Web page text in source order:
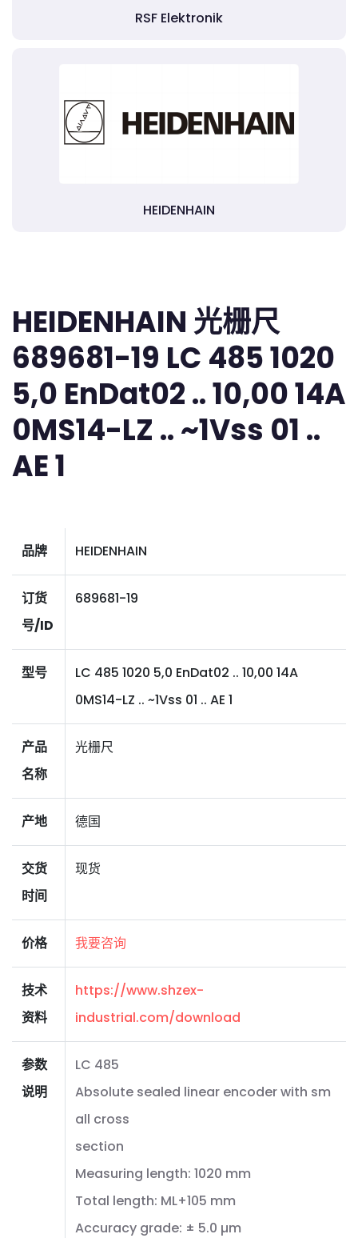
RSF Elektronik
HEIDENHAIN
HEIDENHAIN 光栅尺
689681-19 LC 485 1020
5,0 EnDat02 .. 10,00 14A
0MS14-LZ .. ~1Vss 01 ..
AE 1
品牌 HEIDENHAIN
订货
号/ID
689681-19
型号
LC 485 1020 5,0 EnDat02 .. 10,00 14A
0MS14-LZ .. ~1Vss 01 .. AE 1
产品
名称
光栅尺
产地 德国
交货
时间
现货
价格 我要咨询
技术
资料
https://www.shzex-
industrial.com/download
参数
说明
LC 485
Absolute sealed linear encoder with sm
all cross
section
Measuring length: 1020 mm
Total length: ML+105 mm
Accuracy grade: ± 5.0 µm